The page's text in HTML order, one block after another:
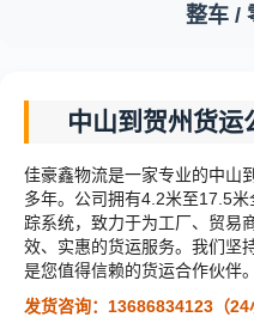
整车 /
中山到贺州货运
佳豪鑫物流是一家专业的中山
多年。公司拥有4.2米至17.5
踪系统，致力于为工厂、贸易
效、实惠的货运服务。我们坚
是您值得信赖的货运合作伙伴。
发货咨询：13686834123（